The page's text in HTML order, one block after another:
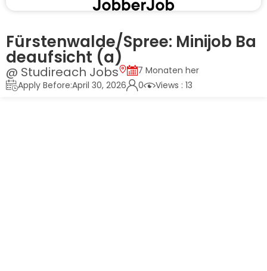
Fürstenwalde/Spree: Minijob Ba
deaufsicht (a)
@ Studireach Jobs
7 Monaten her
Apply Before:April 30, 2026
0 Views : 13